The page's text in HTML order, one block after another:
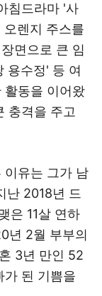
침드라마 '사
렌지 주스를
면으로 큰 임
용수정' 등 여
활동을 이어왔
충격을 주고
이유는 그가 남
난 2018년 드
은 11살 연하
년 2월 부부의
3년 만인 52
가 된 기쁨을